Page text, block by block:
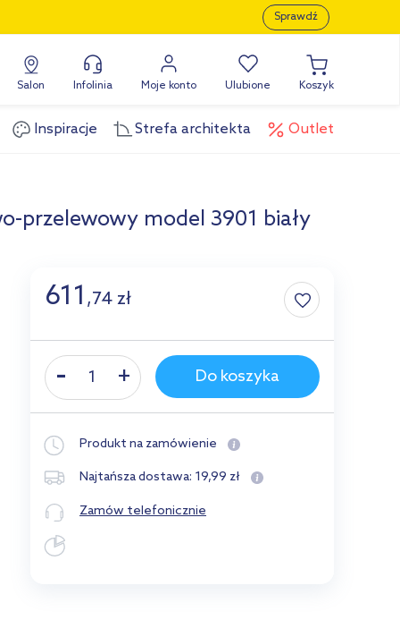
Sprawdź
Salon Infolinia Moje konto Ulubione Koszyk
Inspiracje Strefa architekta Outlet
przelewowy model 3901 biały
611 ,74 zł
Do koszyka
Produkt na zamówienie
Najtańsza dostawa: 19,99 zł
Zamów telefonicznie